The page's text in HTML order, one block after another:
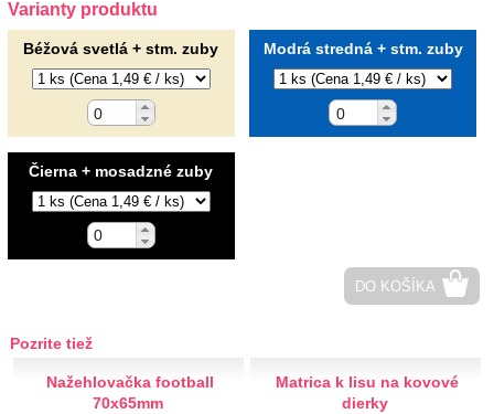
Dekorácie
Doplnky
Krajčírske potreby
Varianty produktu
Béžová svetlá + stm. zuby Modrá stredná + stm. zuby
Čierna + mosadzné zuby
DO KOŠÍKA
Pozrite tiež
Nažehlovačka football
70x65mm
Matrica k lisu na kovové
dierky